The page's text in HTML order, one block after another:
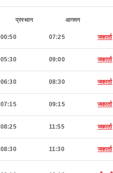
प्रस्थान आगमन
00:50 07:25 जकार्ता
05:30 09:00 जकार्ता
06:30 08:30 जकार्ता
07:15 09:15 जकार्ता
08:25 11:55 जकार्ता
08:30 11:30 जकार्ता